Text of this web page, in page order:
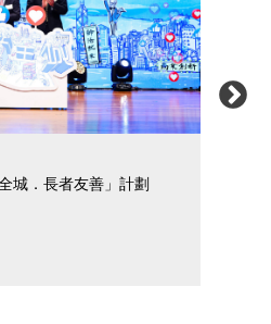
城．長者友善」計劃